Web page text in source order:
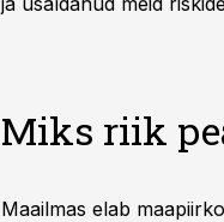
Miks riik
Maailmas elab